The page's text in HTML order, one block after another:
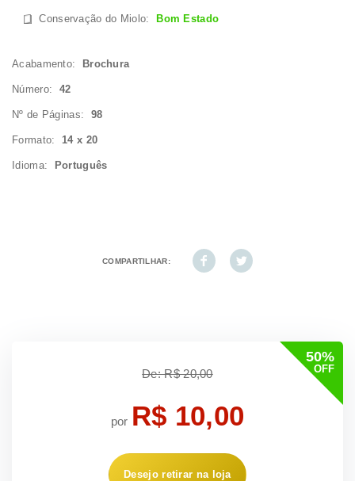
Conservação do Miolo:Bom Estado
Acabamento: Brochura
Número: 42
Nº de Páginas: 98
Formato: 14 x 20
Idioma: Português
COMPARTILHAR:
50%
OFF
De: R$ 20,00
por R$ 10,00
Desejo retirar na loja